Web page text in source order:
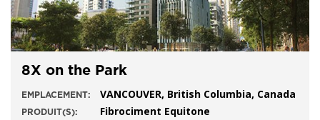
8X on the Park
EMPLACEMENT: VANCOUVER, British Columbia, Canada
PRODUIT(S): Fibrociment Equitone